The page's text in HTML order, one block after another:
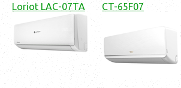
Loriot LAC-07TA CT-65F07